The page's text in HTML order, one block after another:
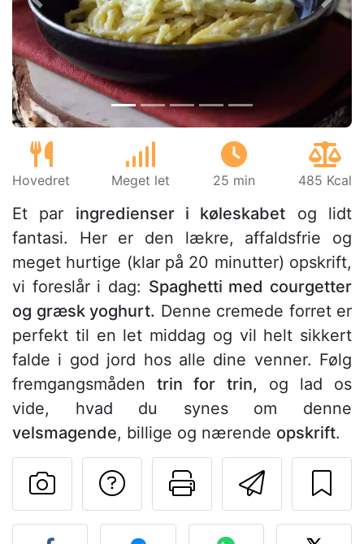
Tidligere
Hovedret Meget let 25 min 485 Kcal
Et par ingredienser i køleskabet og lidt
fantasi. Her er den lækre, affaldsfrie og
meget hurtige (klar på 20 minutter) opskrift,
vi foreslår i dag: Spaghetti med courgetter
og græsk yoghurt. Denne cremede forret er
perfekt til en let middag og vil helt sikkert
falde i god jord hos alle dine venner. Følg
fremgangsmådentrin for trin, og lad os
vide, hvad du synes om denne
velsmagende, billige og nærende opskrift.
Send
Udskriv
Stil et spørgsmål
Send dit billede af denne